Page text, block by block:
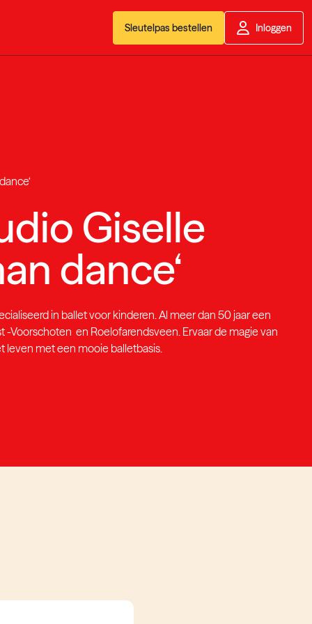
Sleutelpas bestellen Inloggen
Giselle
dance‘
in ballet voor kinderen. Al meer dan 50 jaar een
-Voorschoten en Roelofarendsveen. Ervaar de magie van
leven met een mooie balletbasis.